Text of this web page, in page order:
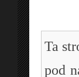
Ta
pod